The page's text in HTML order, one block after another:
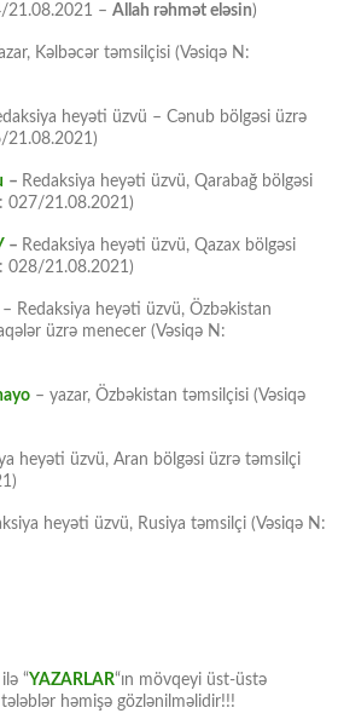
21.08.2021 – Allah rəhmət eləsin)
Kəlbəcər təmsilçisi (Vəsiqə N:
heyəti üzvü – Cənub bölgəsi üzrə
21.08.2021)
– Redaksiya heyəti üzvü, Qarabağ bölgəsi
027/21.08.2021)
– Redaksiya heyəti üzvü, Qazax bölgəsi
028/21.08.2021)
– Redaksiya heyəti üzvü, Özbəkistan
üzrə menecer (Vəsiqə N:
– yazar, Özbəkistan təmsilçisi (Vəsiqə
heyəti üzvü, Aran bölgəsi üzrə təmsilçi
heyəti üzvü, Rusiya təmsilçi (Vəsiqə N:
“YAZARLAR“ın mövqeyi üst-üstə
həmişə gözlənilməlidir!!!